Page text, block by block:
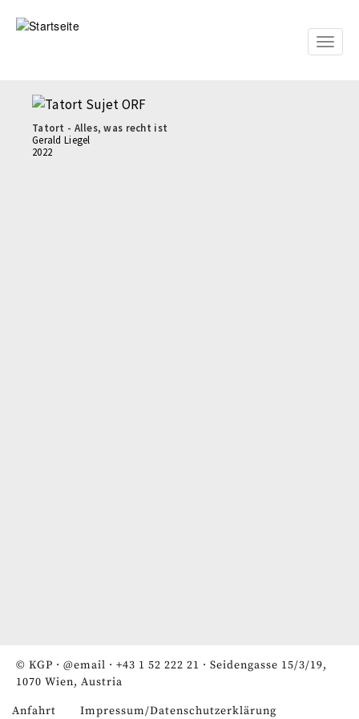
zum
Toggle
Tatort - Alles, was recht ist
Gerald Liegel
2022
© KGP · @email · +43 1 52 222 21 · Seidengasse 15/3/19,
1070 Wien, Austria
Anfahrt Impressum/Datenschutzerklärung